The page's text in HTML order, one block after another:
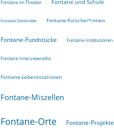
Fontane im Theater Fontane und Schule
Fontane-Denkmäler Fontane-Forscher*innen
Fontane-Fundstücke Fontane-Institutionen
Fontane-Interviewreihe
Fontane-Lebensstationen
Fontane-Miszellen
Fontane-Orte Fontane-Projekte